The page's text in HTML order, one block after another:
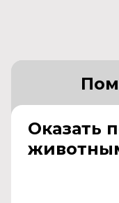
Оказать